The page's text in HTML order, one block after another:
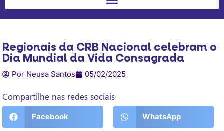
Regionais da CRB Nacional celebram o
Dia Mundial da Vida Consagrada
Por Neusa Santos 05/02/2025
Compartilhe nas redes sociais
Facebook WhatsApp